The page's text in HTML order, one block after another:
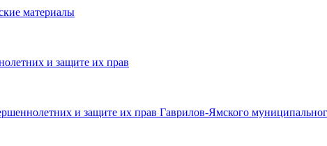
материалы
и защите их прав
и защите их прав Гаврилов-Ямского